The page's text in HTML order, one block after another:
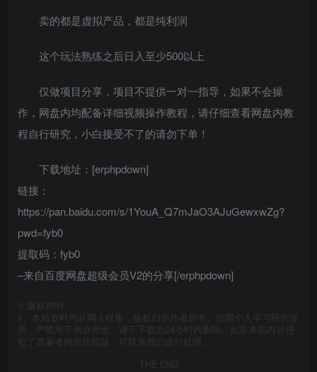
卖的都是虚拟产品，都是纯利润
这个玩法熟练之后日入至少500以上
仅做项目分享，项目不提供一对一指导，如果不会操
作，网盘内均配备详细视频操作教程，请仔细查看网盘内教
程自行研究，小白接受不了的请勿下单！
下载地址：[erphpdown]
链接：
https://pan.baidu.com/s/1YouA_Q7mJaO3AJuGewxwZg?
pwd=fyb0
提取码：fyb0
–来自百度网盘超级会员V2的分享[/erphpdown]
版权声明
1、本站资料均从网上收集，版权归原作者所有。仅限个人学习研究使
用，严禁用于商业用途，请于下载后24小时内删除。如若本站内容侵
犯了原著者的合法权益，可联系我们进行处理。
THE END